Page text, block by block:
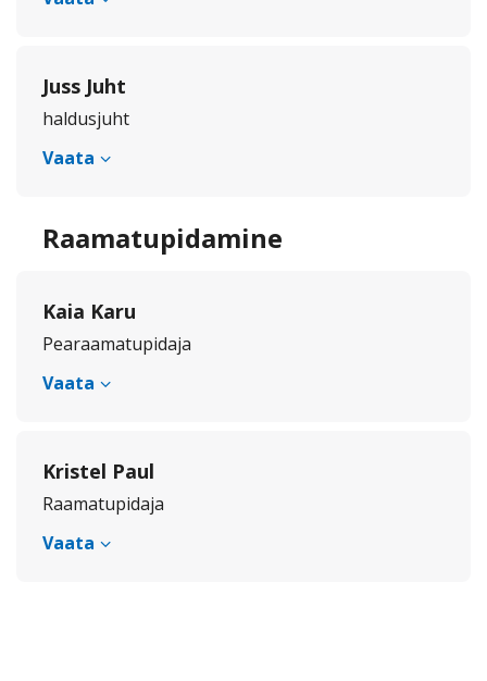
Juss Juht
haldusjuht
Vaata
Raamatupidamine
Kaia Karu
Pearaamatupidaja
Vaata
Kristel Paul
Raamatupidaja
Vaata